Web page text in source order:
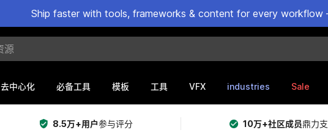
Ship faster with tools, frameworks & content for every
去中心化 必备工具 模板 工具 VFX industries Sale
8.5万+用户参与评分 10万+社区成员鼎力